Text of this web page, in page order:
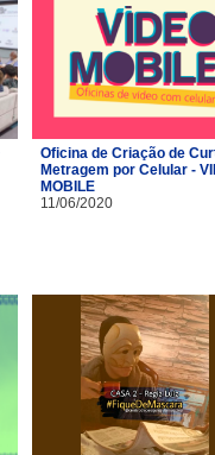
Oficina de Criação de
Metragem por Celular -
MOBILE
11/06/2020